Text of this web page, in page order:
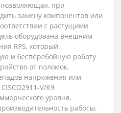
позволяющая, при
замену компонентов или
с растущими
оборудована внешним
RPS, который
и бесперебойную работу
от поломок,
напряжения или
V/K9
уровня,
работы,